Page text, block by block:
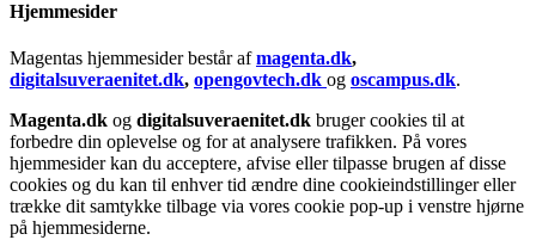
Hjemmesider
Magentas hjemmesider består afmagenta.dk,
digitalsuveraenitet.dk, opengovtech.dk og oscampus.dk.
Magenta.dk og digitalsuveraenitet.dk bruger cookies til at
forbedre din oplevelse og for at analysere trafikken. På vores
hjemmesider kan du acceptere, afvise eller tilpasse brugen af disse
cookies og du kan til enhver tid ændre dine cookieindstillinger eller
trække dit samtykke tilbage via vores cookie pop-up i venstre hjørne
på hjemmesiderne.